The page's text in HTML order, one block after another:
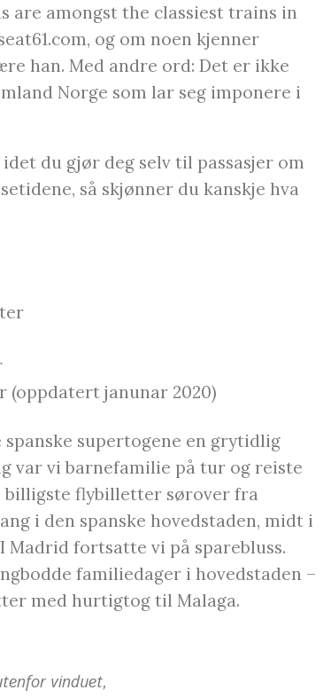
are amongst the classiest trains in
og om noen kjenner
han. Med andre ord: Det er ikke
Norge som lar seg imponere i
du gjør deg selv til passasjer om
så skjønner du kanskje hva
(oppdatert janunar 2020)
supertogene en grytidlig
var vi barnefamilie på tur og reiste
flybilletter sørover fra
i den spanske hovedstaden, midt i
fortsatte vi på sparebluss.
familiedager i hovedstaden –
med hurtigtog til Malaga.
vinduet,